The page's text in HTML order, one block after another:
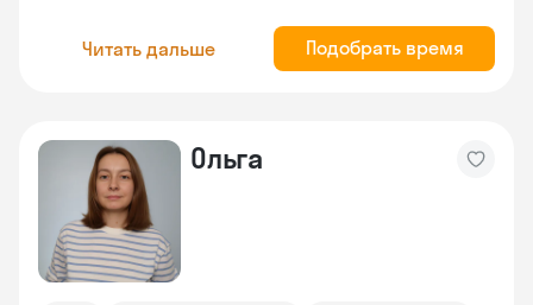
Читать дальше Подобрать время
Ольга